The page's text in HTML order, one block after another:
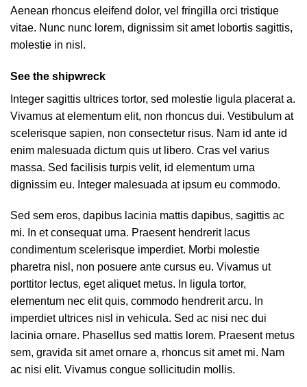
Aenean rhoncus eleifend dolor, vel fringilla orci tristique
vitae. Nunc nunc lorem, dignissim sit amet lobortis sagittis,
molestie in nisl.
See the shipwreck
Integer sagittis ultrices tortor, sed molestie ligula placerat a.
Vivamus at elementum elit, non rhoncus dui. Vestibulum at
scelerisque sapien, non consectetur risus. Nam id ante id
enim malesuada dictum quis ut libero. Cras vel varius
massa. Sed facilisis turpis velit, id elementum urna
dignissim eu. Integer malesuada at ipsum eu commodo.
Sed sem eros, dapibus lacinia mattis dapibus, sagittis ac
mi. In et consequat urna. Praesent hendrerit lacus
condimentum scelerisque imperdiet. Morbi molestie
pharetra nisl, non posuere ante cursus eu. Vivamus ut
porttitor lectus, eget aliquet metus. In ligula tortor,
elementum nec elit quis, commodo hendrerit arcu. In
imperdiet ultrices nisl in vehicula. Sed ac nisi nec dui
lacinia ornare. Phasellus sed mattis lorem. Praesent metus
sem, gravida sit amet ornare a, rhoncus sit amet mi. Nam
ac nisi elit. Vivamus congue sollicitudin mollis.